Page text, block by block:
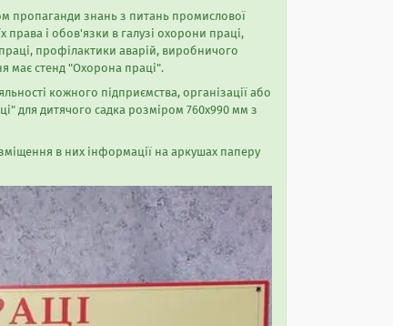
пропаганди знань з питань промислової
і обов'язки в галузі охорони праці,
профілактики аварій, виробничого
має стенд "Охорона праці".
кожного підприємства, організації або
для дитячого садка розміром 760х990 мм з
в них інформації на аркушах паперу